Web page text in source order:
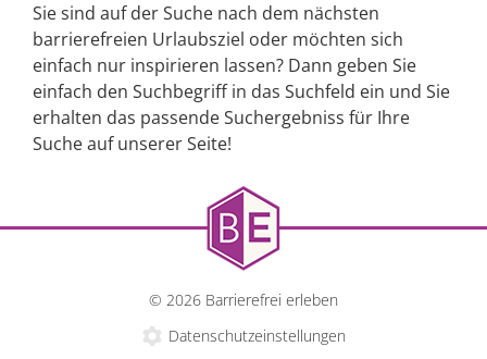
Sie sind auf der Suche nach dem nächsten
barrierefreien Urlaubsziel oder möchten sich
einfach nur inspirieren lassen? Dann geben Sie
einfach den Suchbegriff in das Suchfeld ein und Sie
erhalten das passende Suchergebniss für Ihre
Suche auf unserer Seite!
© 2026 Barrierefrei erleben
Datenschutzeinstellungen